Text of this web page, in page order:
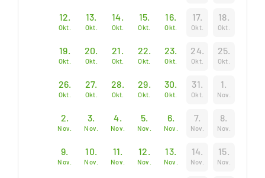
12.
Okt.
13.
Okt.
14.
Okt.
15.
Okt.
16.
Okt.
17.
Okt.
18.
Okt.
19.
Okt.
20.
Okt.
21.
Okt.
22.
Okt.
23.
Okt.
24.
Okt.
25.
Okt.
26.
Okt.
27.
Okt.
28.
Okt.
29.
Okt.
30.
Okt.
31.
Okt.
1.
Nov.
2.
Nov.
3.
Nov.
4.
Nov.
5.
Nov.
6.
Nov.
7.
Nov.
8.
Nov.
9.
Nov.
10.
Nov.
11.
Nov.
12.
Nov.
13.
Nov.
14.
Nov.
15.
Nov.